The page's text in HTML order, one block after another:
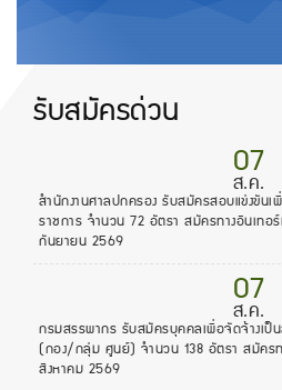
รับสมัครด่วน
07
ส.ค.
สำนักงานศาลปกครอง รับสมัครสอบแข่งขันเ
ราชการ จำนวน 72 อัตรา สมัครทางอินเทอ
กันยายน 2569
07
ส.ค.
กรมสรรพากร รับสมัครบุคคลเพื่อจัดจ้างเป็
(กอง/กลุ่ม ศูนย์) จำนวน 138 อัตรา สมัครท
สิงหาคม 2569